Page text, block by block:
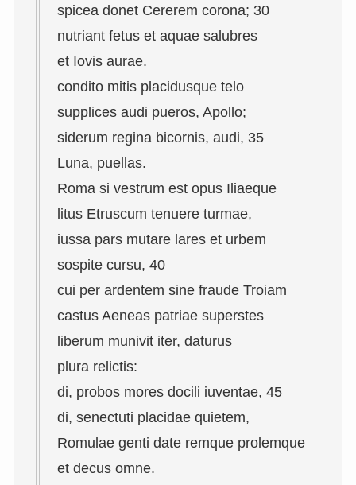
spicea donet Cererem corona; 30
nutriant fetus et aquae salubres
et Iovis aurae.
condito mitis placidusque telo
supplices audi pueros, Apollo;
siderum regina bicornis, audi, 35
Luna, puellas.
Roma si vestrum est opus Iliaeque
litus Etruscum tenuere turmae,
iussa pars mutare lares et urbem
sospite cursu, 40
cui per ardentem sine fraude Troiam
castus Aeneas patriae superstes
liberum munivit iter, daturus
plura relictis:
di, probos mores docili iuventae, 45
di, senectuti placidae quietem,
Romulae genti date remque prolemque
et decus omne.